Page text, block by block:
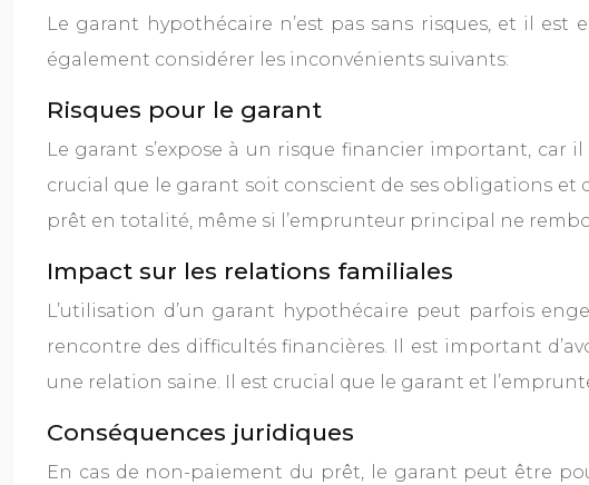
Le garant hypothécaire n’est pas sans risques, et il
également considérer les inconvénients suivants:
Risques pour le garant
Le garant s’expose à un risque financier important,
crucial que le garant soit conscient de ses obligations et
prêt en totalité, même si l’emprunteur principal ne
Impact sur les relations familiales
L’utilisation d’un garant hypothécaire peut parfois
rencontre des difficultés financières. Il est important
une relation saine. Il est crucial que le garant et
Conséquences juridiques
En cas de non-paiement du prêt, le garant peut être